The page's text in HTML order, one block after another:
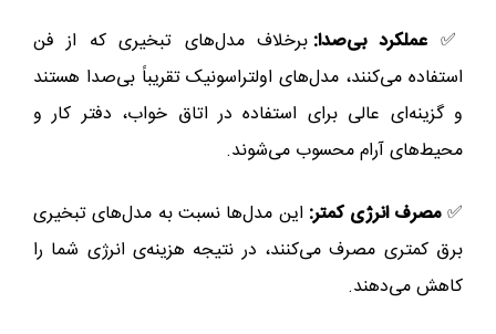
✅ عملکرد بی‌صدا: برخلاف مدل‌های تبخیری که از فن
استفاده می‌کنند، مدل‌های اولتراسونیک تقریباً بی‌صدا هستند
و گزینه‌ای عالی برای استفاده در اتاق خواب، دفتر کار و
محیط‌های آرام محسوب می‌شوند.
✅مصرف انرژی کمتر: این مدل‌ها نسبت به مدل‌های تبخیری
برق کمتری مصرف می‌کنند، در نتیجه هزینه‌ی انرژی شما را
کاهش می‌دهند.